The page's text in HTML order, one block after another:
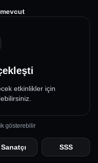
etkinlikler için
gösterebilir
Sanatçı SSS